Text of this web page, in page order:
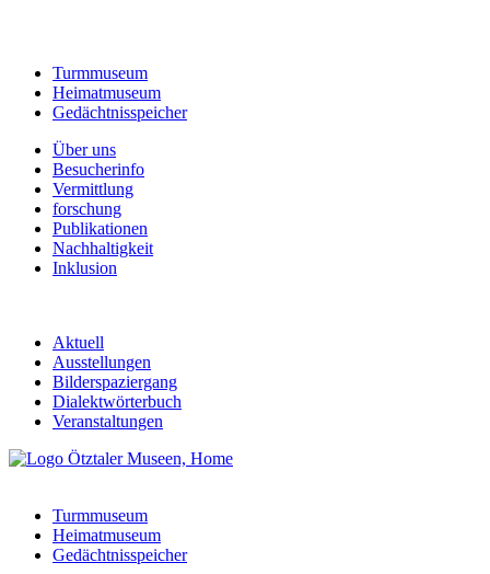
Turmmuseum
Heimatmuseum
Gedächtnisspeicher
Über uns
Besucherinfo
Vermittlung
forschung
Publikationen
Nachhaltigkeit
Inklusion
Aktuell
Ausstellungen
Bilderspaziergang
Dialektwörterbuch
Veranstaltungen
Turmmuseum
Heimatmuseum
Gedächtnisspeicher